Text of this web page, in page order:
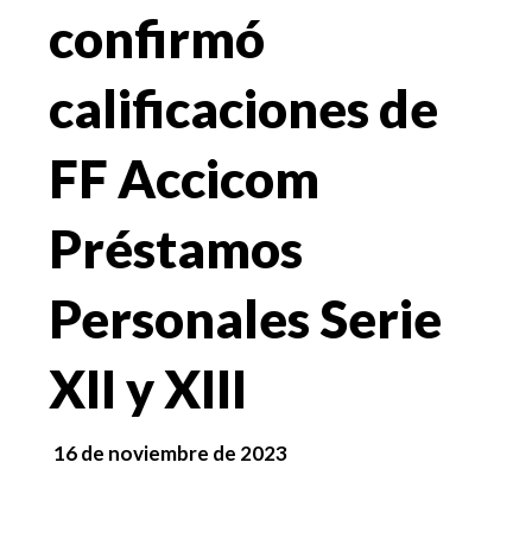
confirmó
calificaciones de
FF Accicom
Préstamos
Personales Serie
XII y XIII
16 de noviembre de 2023